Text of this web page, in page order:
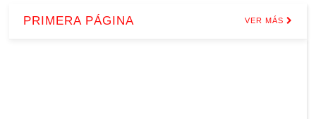
PRIMERA PÁGINA VER MÁS